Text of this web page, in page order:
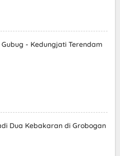
- Kedungjati Terendam
Dua Kebakaran di Grobogan